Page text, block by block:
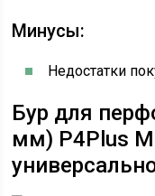
Минусы:
Недостатки
Бур для
мм) P4Plus